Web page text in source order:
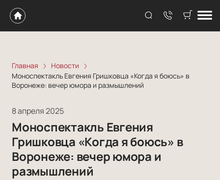
Главная
Новости
Моноспектакль Евгения Гришковца «Когда я боюсь» в
Воронеже: вечер юмора и размышлений
8 апреля 2025
Моноспектакль Евгения
Гришковца «Когда я боюсь» в
Воронеже: вечер юмора и
размышлений